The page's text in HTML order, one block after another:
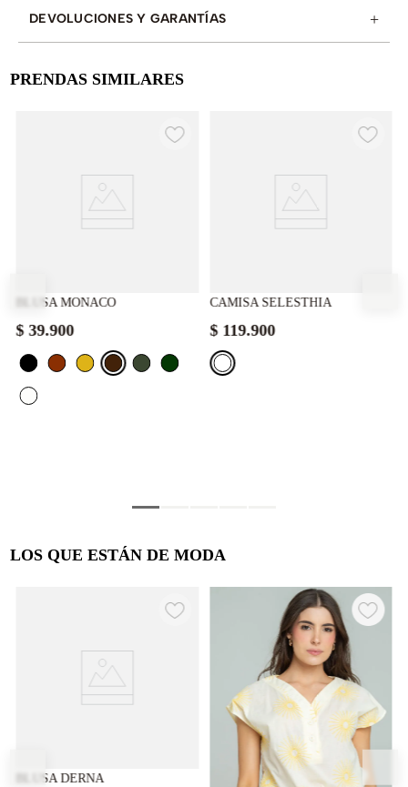
DEVOLUCIONES Y GARANTÍAS +
PRENDAS SIMILARES
BLUSA MONACO
$ 39.900
CAMISA SELESTHIA
$ 119.900
LOS QUE ESTÁN DE MODA
BLUSA DERNA